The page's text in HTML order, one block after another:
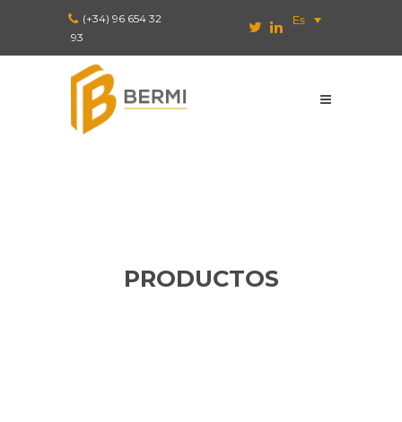
(+34) 96 654 32
93
Es
PRODUCTOS